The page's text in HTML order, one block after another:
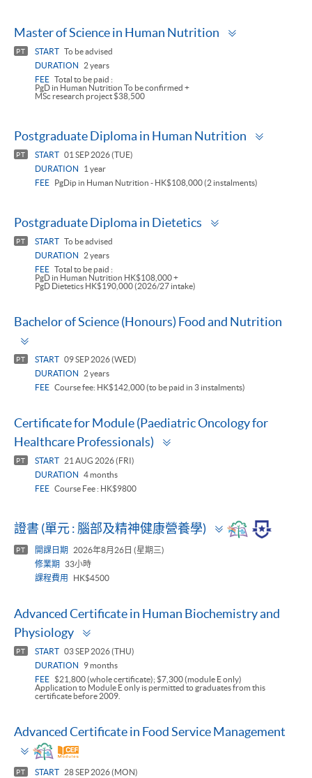
Master of Science in Human Nutrition
PT START To be advised
DURATION
2 years
FEE Total to be paid :
PgD in Human Nutrition To be confirmed +
MSc research project $38,500
Postgraduate Diploma in Human Nutrition
PT START 01 SEP 2026 (TUE)
DURATION
1 year
FEE
PgDip in Human Nutrition - HK$108,000 (2 instalments)
Postgraduate Diploma in Dietetics
PT START To be advised
DURATION
2 years
FEE Total to be paid :
PgD in Human Nutrition HK$108,000 +
PgD Dietetics HK$190,000 (2026/27 intake)
Bachelor of Science (Honours) Food and Nutrition
PT START 09 SEP 2026 (WED)
DURATION
2 years
FEE Course fee: HK$142,000 (to be paid in 3 instalments)
Certificate for Module (Paediatric Oncology for
Healthcare Professionals)
PT START
21 AUG 2026 (FRI)
DURATION
4 months
FEE Course Fee : HK$9800
證書 (單元 : 腦部及精神健康營養學)
Toggle
panel
PT 開課日期
2026年8月26日 (星期三)
修業期
33小時
課程費用
HK$4500
Advanced Certificate in Human Biochemistry and
Physiology
PT START 03 SEP 2026 (THU)
DURATION
9 months
FEE $21,800 (whole certificate); $7,300 (module E only)
Application to Module E only is permitted to graduates from this
certificate before 2009.
Advanced Certificate in Food Service Management
Toggle
panel
PT START
28 SEP 2026 (MON)